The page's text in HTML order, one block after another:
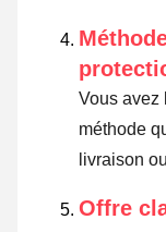
Vous avez
méthode
livraison
Offre